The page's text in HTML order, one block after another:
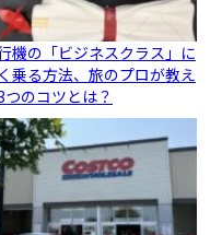
機の「ビジネスクラス」に
乗る方法、旅のプロが教え
つのコツとは？